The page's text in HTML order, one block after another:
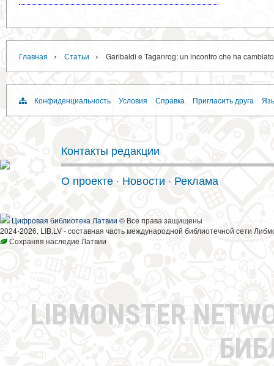
Главная › Статьи › Garibaldi e Taganrog: un incontro che ha
Конфиденциальность Условия Справка Пригласить друга
Контакты редакции
О проекте · Новости · Реклама
Цифровая библиотека Латвии © Все права защищены
2024-2026, LIB.LV - составная часть международной библиотечной сети
Сохраняя наследие Латвии
LIBMONSTER